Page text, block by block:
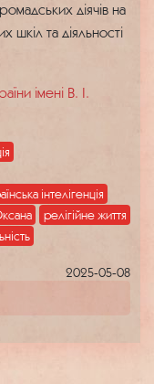
діячів на
шкіл та діяльності
імені В. І.
інтелігенція
релігійне життя
2025-05-08